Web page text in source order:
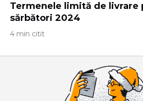
Termenele limită de livrare
sărbători 2024
4 min citit